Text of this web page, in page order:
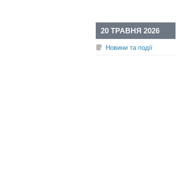
20 ТРАВНЯ 2026
Новини та події